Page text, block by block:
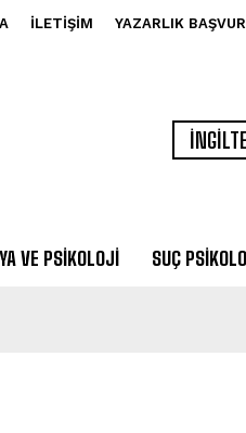
İLETIŞIM YAZARLIK
VE PSIKOLOJI SUÇ